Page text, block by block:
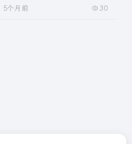
5个月前 30